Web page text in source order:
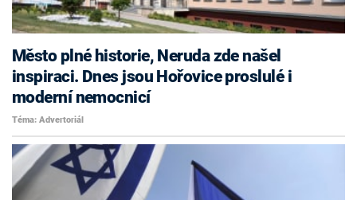
Město plné historie, Neruda zde našel
inspiraci. Dnes jsou Hořovice proslulé i
moderní nemocnicí
Téma: Advertoriál